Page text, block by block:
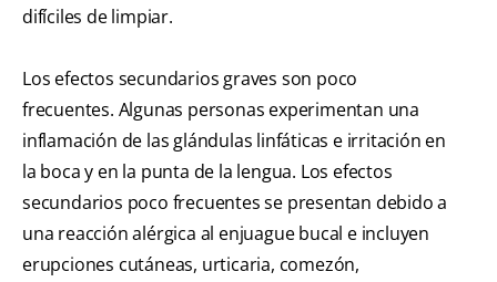
difíciles de limpiar.
Los efectos secundarios graves son poco
frecuentes. Algunas personas experimentan una
inflamación de las glándulas linfáticas e irritación en
la boca y en la punta de la lengua. Los efectos
secundarios poco frecuentes se presentan debido a
una reacción alérgica al enjuague bucal e incluyen
erupciones cutáneas, urticaria, comezón,